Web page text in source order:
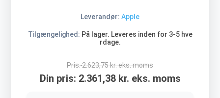
Leverandør: Apple
Tilgængelighed: På lager. Leveres inden for 3-5 hve
rdage.
Pris:2.623,75 kr. eks. moms
Din pris: 2.361,38 kr. eks. moms